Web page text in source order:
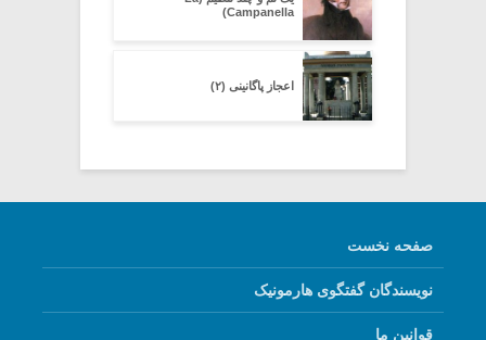
Campanella)
اعجاز پاگانینی (۲)
صفحه نخست
نویسندگان گفتگوی هارمونیک
قوانین ما